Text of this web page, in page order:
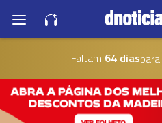
Faltam 64 dias